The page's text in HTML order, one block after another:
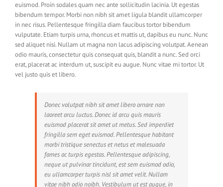
euismod. Proin sodales quam nec ante sollicitudin lacinia. Ut egestas
bibendum tempor. Morbi non nibh sit amet ligula blandit ullamcorper
in nec risus. Pellentesque fringilla diam faucibus tortor bibendum
vulputate. Etiam turpis urna, rhoncus et mattis ut, dapibus eu nunc. Nunc
sed aliquet nisi. Nullam ut magna non lacus adipiscing volutpat. Aenean
odio mauris, consectetur quis consequat quis, blandit a nunc. Sed orci
erat, placerat ac interdum ut, suscipit eu augue. Nunc vitae mi tortor. Ut
vel justo quis et libero.
Donec volutpat nibh sit amet libero ornare non
laoreet arcu luctus. Donec id arcu quis mauris
euismod placerat sit amet ut metus. Sed imperdiet
fringilla sem eget euismod. Pellentesque habitant
morbi tristique senectus et netus et malesuada
fames ac turpis egestas. Pellentesque adipiscing,
neque ut pulvinar tincidunt, est sem euismod odio,
eu ullamcorper turpis nisl sit amet velit. Nullam
vitae nibh odio noibh. Vestibulum ut est augue, in